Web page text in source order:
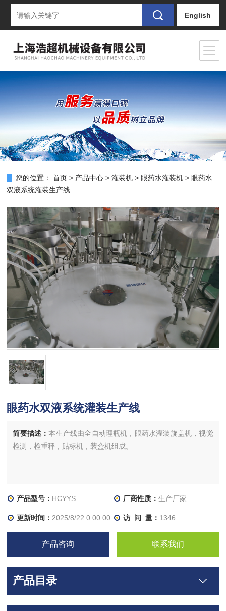
English
您的位置： 首页 > 产品中心 >灌装机 > 眼药水灌装机 > 眼药水
双液系统灌装生产线
眼药水双液系统灌装生产线
简要描述：本生产线由全自动理瓶机，眼药水灌装旋盖机，视觉
检测，检重秤，贴标机，装盒机组成。
产品型号： HCYYS 厂商性质： 生产厂家
更新时间： 2025/8/22 0:00:00 访 问 量： 1346
产品咨询 联系我们
产品目录